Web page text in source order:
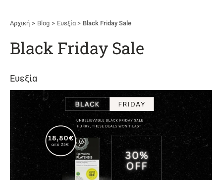
Αρχική Blog Ευεξία Black Friday Sale
Black Friday Sale
Ευεξία